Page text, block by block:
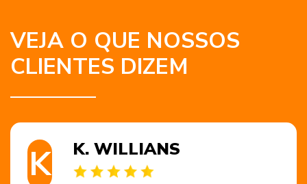
VEJA O QUE NOSSOS
CLIENTES DIZEM
K K. WILLIANS